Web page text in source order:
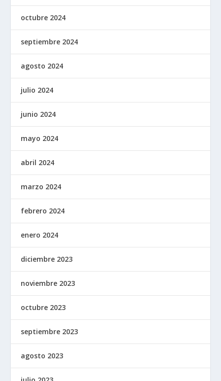
octubre 2024
septiembre 2024
agosto 2024
julio 2024
junio 2024
mayo 2024
abril 2024
marzo 2024
febrero 2024
enero 2024
diciembre 2023
noviembre 2023
octubre 2023
septiembre 2023
agosto 2023